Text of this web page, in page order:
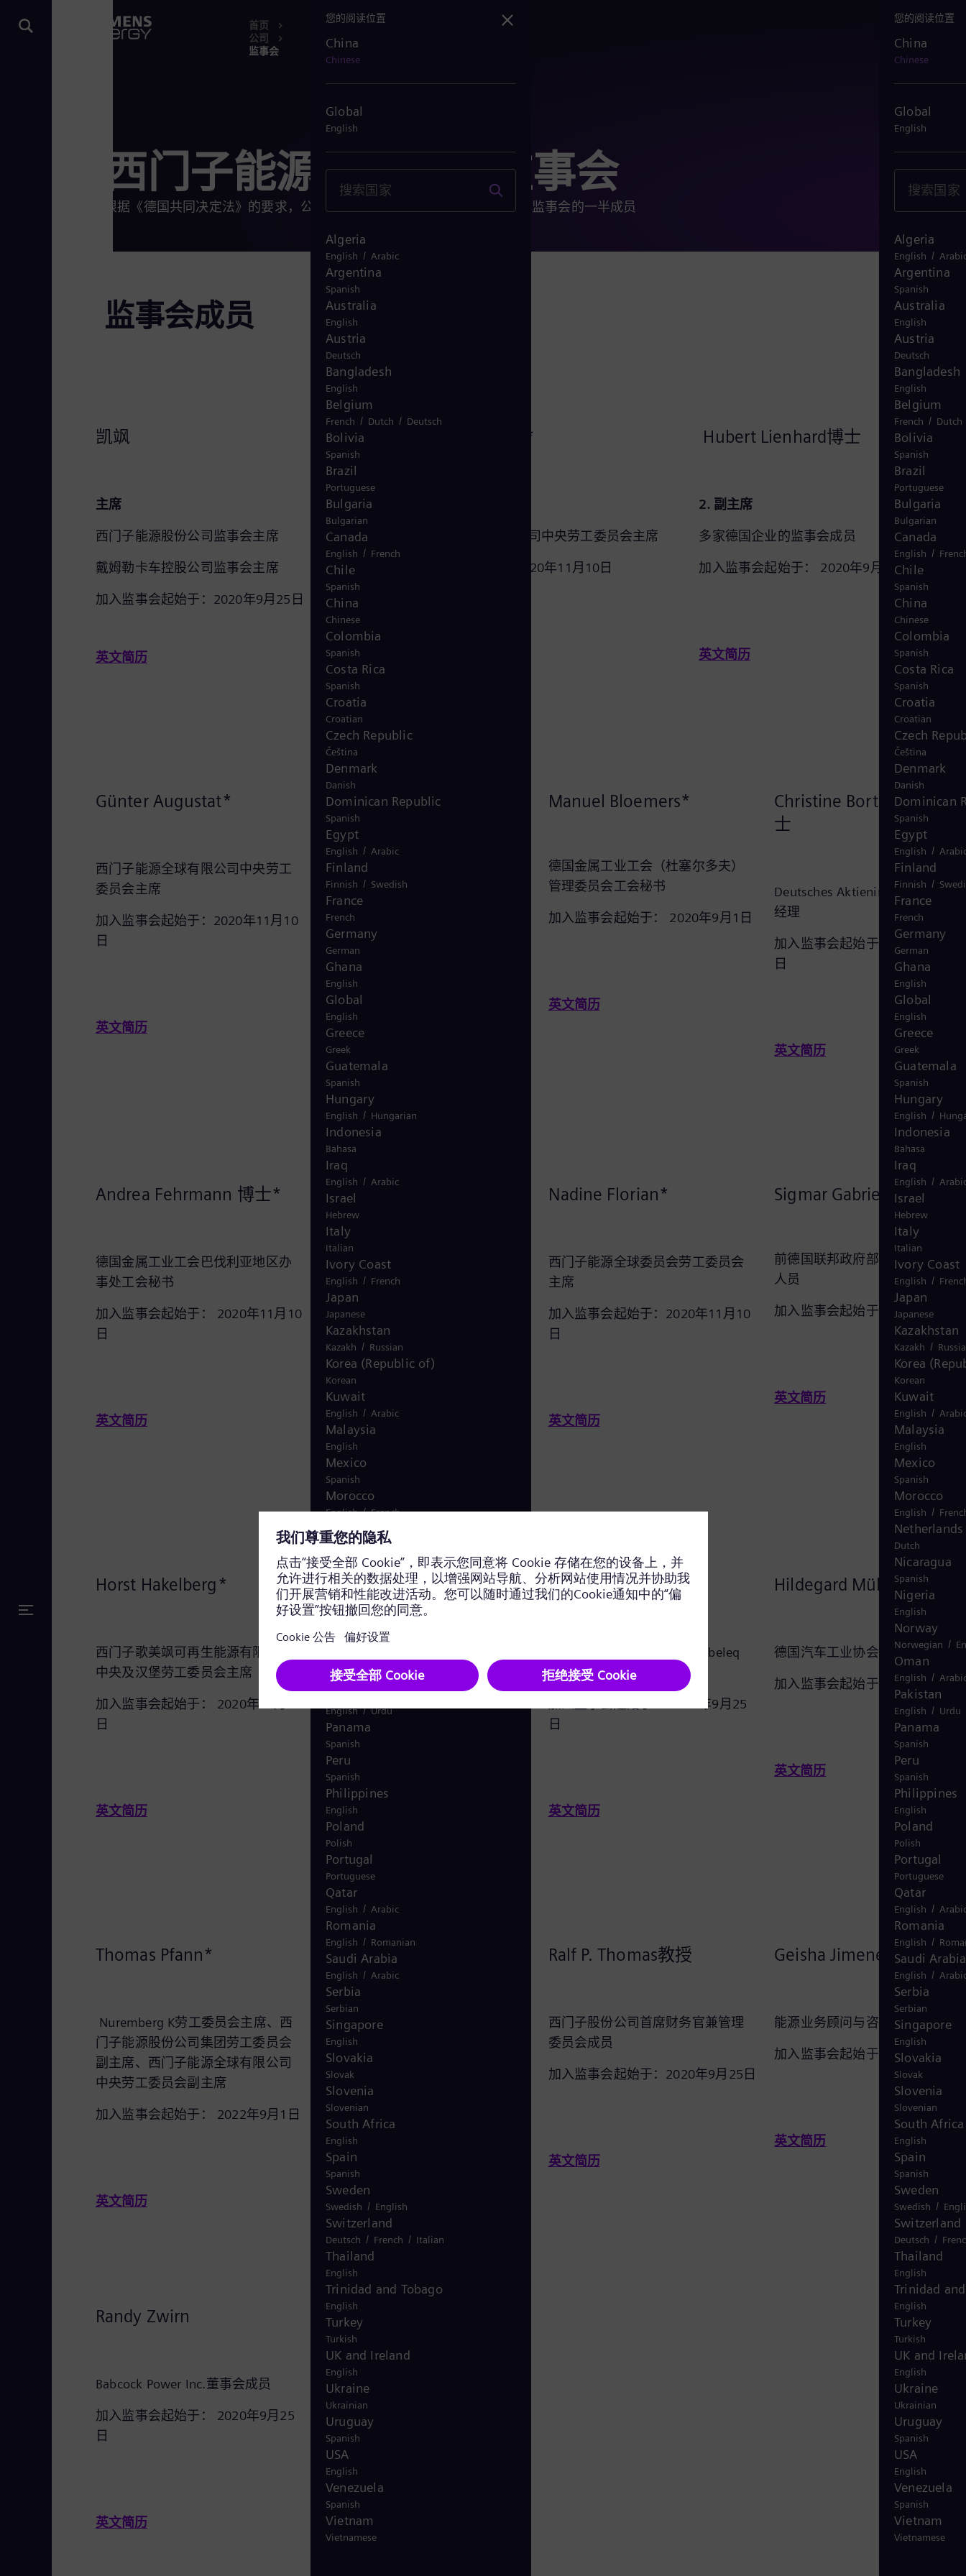
首页
公司
监事会
China
您的阅读位置
China
Chinese
Global
English
Algeria
English /
Argentina
Spanish
Australia
English
Austria
Deutsch
Bangladesh
English
Belgium
French / Dutch
Bolivia
Spanish
Brazil
Portuguese
Bulgaria
Bulgarian
Canada
English /
Chile
Spanish
China
Chinese
Colombia
Spanish
Costa Rica
Spanish
Croatia
Croatian
Czech
Čeština
Denmark
Danish
Dominican
Spanish
Egypt
English /
Finland
Finnish /
France
French
Germany
German
Ghana
English
Global
English
Greece
Greek
Guatemala
Spanish
Hungary
English /
Indonesia
Bahasa
Iraq
English /
Israel
Hebrew
Italy
Italian
Ivory Coast
English /
Japan
Japanese
Kazakhstan
Kazakh /
Korea
Korean
Kuwait
English /
Malaysia
English
Mexico
Spanish
Morocco
English /
Netherlands
Dutch
Nicaragua
Spanish
Nigeria
English
Norway
Norwegian /
Oman
English /
Pakistan
English / Urdu
Panama
Spanish
Peru
Spanish
Philippines
English
Poland
Polish
Portugal
Portuguese
Qatar
English /
Romania
English /
Saudi Arabia
English /
Serbia
Serbian
Singapore
English
Slovakia
Slovak
Slovenia
Slovenian
South Africa
English
Spain
Spanish
Sweden
Swedish /
Switzerland
Deutsch /
Thailand
English
Trinidad
English
Turkey
Turkish
UK and
English
Ukraine
Ukrainian
Uruguay
Spanish
USA
English
Venezuela
Spanish
Vietnam
Vietnamese
西门子能源股份公司监事会
根据《德国共同决定法》的要求，公司股东和员工需要各自推选 20 名成员监事会的一半成员
监事会成员
凯飒
主席
西门子能源股份公司监事会主席
戴姆勒卡车控股公司监事会主席
加入监事会起始于：2020年9月25日
英文简历
Robert Kensbock*
西门子能源全球有限公司中央劳工委员会主席
加入监事会起始于：2020年11月10日
Hubert Lienhard博士
2. 副主席
多家德国企业的监事会成员
加入监事会起始于： 2020年9月25日
英文简历
Günter Augustat*
西门子能源全球有限公司中央劳工
委员会主席
加入监事会起始于：2020年11月10
日
英文简历
Manfred Bäreis*
西门子能源全球有限公司劳工委员
会主席
加入监事会起始于：2020年11月10
日
英文简历
Manuel Bloemers*
德国金属工业工会（杜塞尔多夫）
管理委员会工会秘书
加入监事会起始于： 2020年9月1日
英文简历
Christine Bortenlänger
士
Deutsches Aktieninstitut e.V.董
经理
加入监事会起始于： 2020年9月
日
英文简历
Andrea Fehrmann 博士*
德国金属工业工会巴伐利亚地区办
事处工会秘书
加入监事会起始于： 2020年11月10
日
英文简历
Andreas Feldmüller博士*
西门子能源专家社区经理兼西门子
能源全球有限公司中央发言人委员
会主席
加入监事会起始于：2020年11月10
日
英文简历
Nadine Florian*
西门子能源全球委员会劳工委员会
主席
加入监事会起始于：2020年11月10
日
英文简历
Sigmar Gabriel
前德国联邦政府部长、作家、宣
人员
加入监事会起始于：2020年9月
英文简历
Horst Hakelberg*
西门子歌美飒可再生能源有限公司
中央及汉堡劳工委员会主席
加入监事会起始于： 2020年11月10
日
英文简历
Jürgen Kerner*
官兼执行委员会成员
日
英文简历
Laurence Mulliez
Voltalia SA董事会主席兼Globeleq
Ltd.总裁
加入监事会起始于： 2020年9月25
日
英文简历
Hildegard Müller
德国汽车工业协会管理委员会主
加入监事会起始于：2020年9月
英文简历
Thomas Pfann*
Nuremberg K劳工委员会主席、西
门子能源股份公司集团劳工委员会
副主席、西门子能源全球有限公司
中央劳工委员会副主席
加入监事会起始于： 2022年9月1日
英文简历
Matthias Rebellius
西门子股份公司管理委员会成员兼
西门子智能基础设施集团首席执行
官
加入监事会起始于：2020年9月25日
英文简历
Ralf P. Thomas教授
西门子股份公司首席财务官兼管理
委员会成员
加入监事会起始于：2020年9月25日
英文简历
Geisha Jimenez Williams
能源业务顾问与咨询师
加入监事会起始于：2020年9月
英文简历
Randy Zwirn
Babcock Power Inc.董事会成员
加入监事会起始于： 2020年9月25
日
英文简历
您的阅读位置
China
Chinese
Global
English
Algeria
English / Arabic
Argentina
Spanish
Australia
English
Austria
Deutsch
Bangladesh
English
Belgium
French / Dutch / Deutsch
Bolivia
Spanish
Brazil
Portuguese
Bulgaria
Bulgarian
Canada
English / French
Chile
Spanish
China
Chinese
Colombia
Spanish
Costa Rica
Spanish
Croatia
Croatian
Czech Republic
Čeština
Denmark
Danish
Dominican Republic
Spanish
Egypt
English / Arabic
Finland
Finnish / Swedish
France
French
Germany
German
Ghana
English
Global
English
Greece
Greek
Guatemala
Spanish
Hungary
English / Hungarian
Indonesia
Bahasa
Iraq
English / Arabic
Israel
Hebrew
Italy
Italian
Ivory Coast
English / French
Japan
Japanese
Kazakhstan
Kazakh / Russian
Korea (Republic of)
Korean
Kuwait
English / Arabic
Malaysia
English
Mexico
Spanish
Morocco
English/French
Netherlands
Dutch
Nicaragua
Spanish
Nigeria
English
Norway
Norwegian/English
Oman
English/Arabic
Pakistan
English/Urdu
Panama
Spanish
Peru
Spanish
Philippines
English
Poland
Polish
Portugal
Portuguese
Qatar
English / Arabic
Romania
English / Romanian
Saudi Arabia
English / Arabic
Serbia
Serbian
Singapore
English
Slovakia
Slovak
Slovenia
Slovenian
South Africa
English
Spain
Spanish
Sweden
Swedish / English
Switzerland
Deutsch / French / Italian
Thailand
English
Trinidad and Tobago
English
Turkey
Turkish
UK and Ireland
English
Ukraine
Ukrainian
Uruguay
Spanish
USA
English
Venezuela
Spanish
Vietnam
Vietnamese